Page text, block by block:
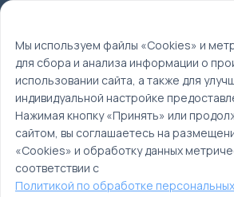
Главная
Туры
Оман туры | Отдых в
Омане
Мы используем файлы «Cookies» и
для сбора и анализа информации о
использовании сайта, а также для
индивидуальной настройке
Нажимая кнопку «Принять» или
сайтом, вы соглашаетесь на
«Cookies» и обработку данных
соответствии с
Политикой по обработке